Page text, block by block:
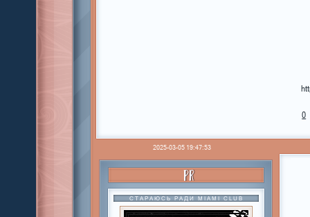
0
2025-03-05 19:47:53
PR
СТАРАЮСЬ РАДИ MIAMI CLUB